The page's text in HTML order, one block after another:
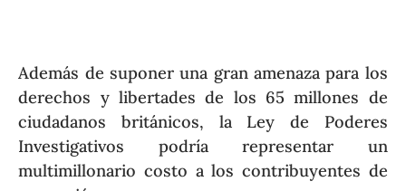
Además de suponer una gran amenaza para los
derechos y libertades de los 65 millones de
ciudadanos británicos, la Ley de Poderes
Investigativos podría representar un
multimillonario costo a los contribuyentes de